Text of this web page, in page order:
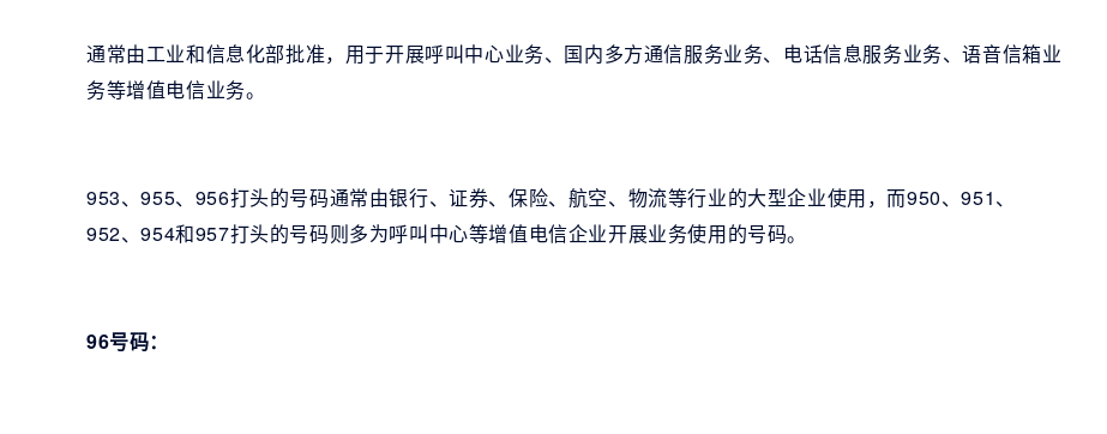
通常由工业和信息化部批准，用于开展呼叫中心业务、国内多方通信服务业务、电话信息服务业务、语音信箱业
务等增值电信业务。
953、955、956打头的号码通常由银行、证券、保险、航空、物流等行业的大型企业使用，而950、951、
952、954和957打头的号码则多为呼叫中心等增值电信企业开展业务使用的号码。
96号码：